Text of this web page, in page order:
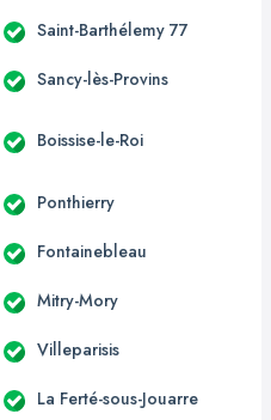
Saint-Barthélemy 77
Sancy-lès-Provins
Boissise-le-Roi
Ponthierry
Fontainebleau
Mitry-Mory
Villeparisis
La Ferté-sous-Jouarre